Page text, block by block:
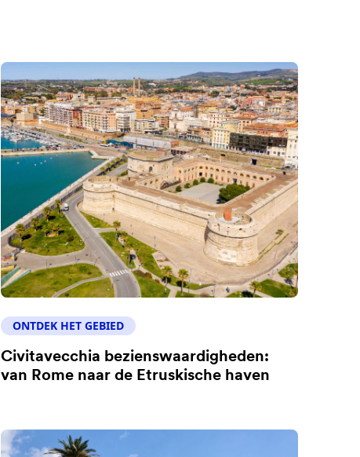
ONTDEK HET GEBIED
Civitavecchia bezienswaardigheden:
van Rome naar de Etruskische haven